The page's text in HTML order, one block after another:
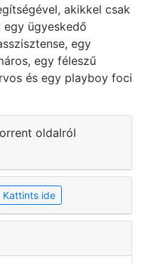
akikkel csak
ügyeskedő
egy
egy féleszű
és egy playboy foci
oldalról
Kattints ide